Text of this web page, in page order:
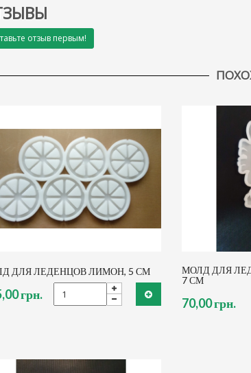
отзыв первым!
ДЛЯ ЛЕДЕНЦОВ ЛИМОН, 5 СМ
грн.
МОЛД ДЛЯ
7 СМ
70,00 грн.